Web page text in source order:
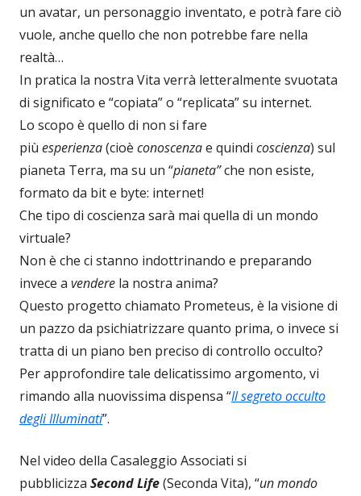
un avatar, un personaggio inventato, e potrà fare ciò
vuole, anche quello che non potrebbe fare nella
realtà…
In pratica la nostra Vita verrà letteralmente svuotata
di significato e “copiata” o “replicata” su internet.
Lo scopo è quello di non si fare
più esperienza(cioè conoscenzae quindi coscienza) sul
pianeta Terra, ma su un “pianeta”che non esiste,
formato da bit e byte: internet!
Che tipo di coscienza sarà mai quella di un mondo
virtuale?
Non è che ci stanno indottrinando e preparando
invece a vendere la nostra anima?
Questo progetto chiamato Prometeus, è la visione di
un pazzo da psichiatrizzare quanto prima, o invece si
tratta di un piano ben preciso di controllo occulto?
Per approfondire tale delicatissimo argomento, vi
rimando alla nuovissima dispensa “Il segreto occulto
degli Illuminati”.
Nel video della Casaleggio Associati si
pubblicizza Second Life(Seconda Vita), “un mondo